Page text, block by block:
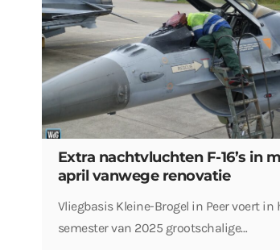
Extra nachtvluchten F-16’s in
april vanwege renovatie
Vliegbasis Kleine-Brogel in Peer voert in
semester van 2025 grootschalige…